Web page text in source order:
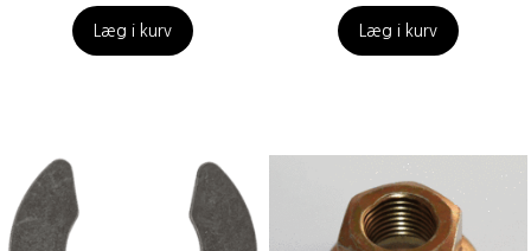
Læg i kurv Læg i kurv